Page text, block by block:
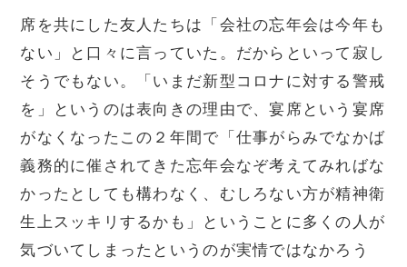
席を共にした友人たちは「会社の忘年会は今年も
ない」と口々に言っていた。だからといって寂し
そうでもない。「いまだ新型コロナに対する警戒
を」というのは表向きの理由で、宴席という宴席
がなくなったこの２年間で「仕事がらみでなかば
義務的に催されてきた忘年会なぞ考えてみればな
かったとしても構わなく、むしろない方が精神衛
生上スッキリするかも」ということに多くの人が
気づいてしまったというのが実情ではなかろう